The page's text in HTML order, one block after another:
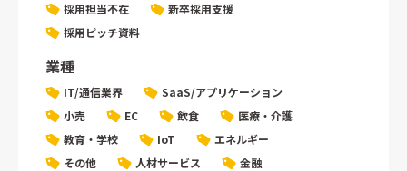
採用担当不在
新卒採用支援
採用ピッチ資料
業種
IT/通信業界
SaaS/アプリケーション
小売
EC 飲食
医療・介護
教育・学校
IoT
エネルギー
その他
人材サービス
金融